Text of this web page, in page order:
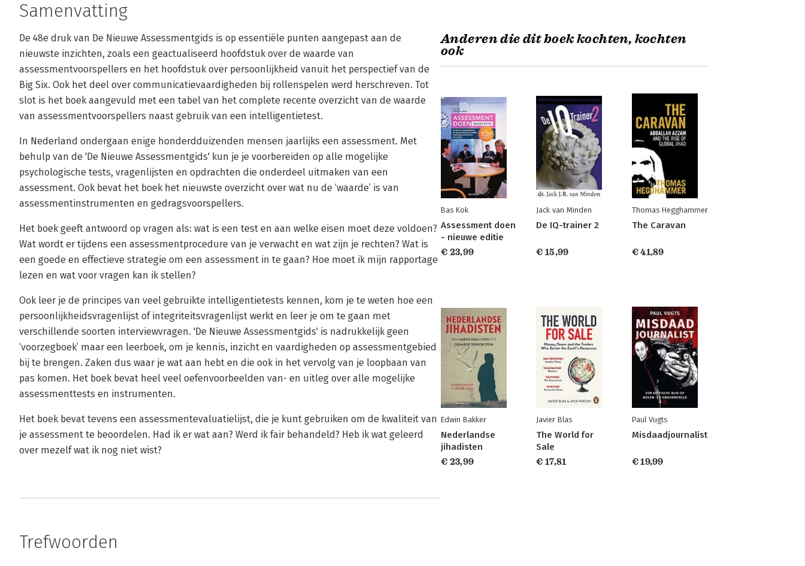
Samenvatting
De 48e druk van De Nieuwe Assessmentgids is op essentiële punten aangepast aan de
nieuwste inzichten, zoals een geactualiseerd hoofdstuk over de waarde van
assessmentvoorspellers en het hoofdstuk over persoonlijkheid vanuit het perspectief van de
Big Six. Ook het deel over communicatievaardigheden bij rollenspelen werd herschreven. Tot
slot is het boek aangevuld met een tabel van het complete recente overzicht van de waarde
van assessmentvoorspellers naast gebruik van een intelligentietest.
In Nederland ondergaan enige honderdduizenden mensen jaarlijks een assessment. Met
behulp van de 'De Nieuwe Assessmentgids' kun je je voorbereiden op alle mogelijke
psychologische tests, vragenlijsten en opdrachten die onderdeel uitmaken van een
assessment. Ook bevat het boek het nieuwste overzicht over wat nu de ‘waarde’ is van
assessmentinstrumenten en gedragsvoorspellers.
Het boek geeft antwoord op vragen als: wat is een test en aan welke eisen moet deze voldoen?
Wat wordt er tijdens een assessmentprocedure van je verwacht en wat zijn je rechten? Wat is
een goede en effectieve strategie om een assessment in te gaan? Hoe moet ik mijn rapportage
lezen en wat voor vragen kan ik stellen?
Ook leer je de principes van veel gebruikte intelligentietests kennen, kom je te weten hoe een
persoonlijkheidsvragenlijst of integriteitsvragenlijst werkt en leer je om te gaan met
verschillende soorten interviewvragen. 'De Nieuwe Assessmentgids' is nadrukkelijk geen
‘voorzegboek’ maar een leerboek, om je kennis, inzicht en vaardigheden op assessmentgebied
bij te brengen. Zaken dus waar je wat aan hebt en die ook in het vervolg van je loopbaan van
pas komen. Het boek bevat heel veel oefenvoorbeelden van- en uitleg over alle mogelijke
assessmenttests en instrumenten.
Het boek bevat tevens een assessmentevaluatielijst, die je kunt gebruiken om de kwaliteit van
je assessment te beoordelen. Had ik er wat aan? Werd ik fair behandeld? Heb ik wat geleerd
over mezelf wat ik nog niet wist?
Trefwoorden
Anderen die dit boek kochten, kochten
ook
Bas Kok
Assessment doen
- nieuwe editie
€ 23,99
Jack van Minden
De IQ-trainer 2
€ 15,99
Thomas Hegghammer
The Caravan
€ 41,89
Edwin Bakker
Nederlandse
jihadisten
€ 23,99
Javier Blas
The World for
Sale
€ 17,81
Paul Vugts
Misdaadjournalist
€ 19,99